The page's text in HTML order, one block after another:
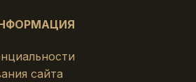
сайта